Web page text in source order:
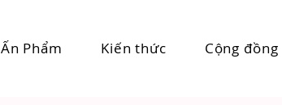
Ấn Phẩm Kiến thức Cộng đồng